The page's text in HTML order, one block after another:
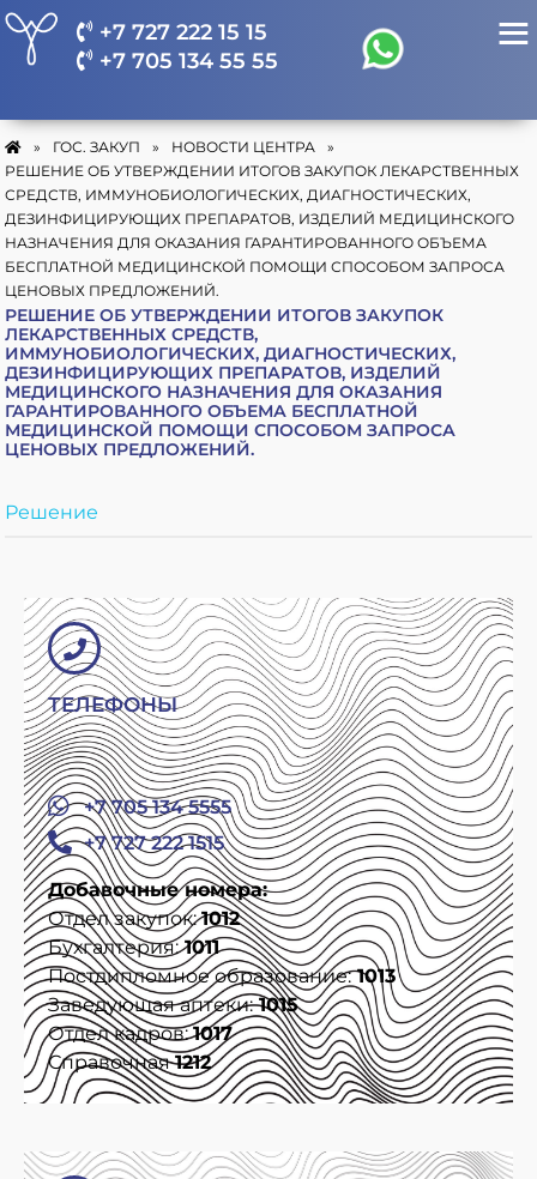
+7 727 222 15 15
+7 705 134 55 55
» ГОС. ЗАКУП » НОВОСТИ ЦЕНТРА
»
РЕШЕНИЕ ОБ УТВЕРЖДЕНИИ ИТОГОВ ЗАКУПОК ЛЕКАРСТВЕННЫХ
СРЕДСТВ, ИММУНОБИОЛОГИЧЕСКИХ, ДИАГНОСТИЧЕСКИХ,
ДЕЗИНФИЦИРУЮЩИХ ПРЕПАРАТОВ, ИЗДЕЛИЙ МЕДИЦИНСКОГО
НАЗНАЧЕНИЯ ДЛЯ ОКАЗАНИЯ ГАРАНТИРОВАННОГО ОБЪЕМА
БЕСПЛАТНОЙ МЕДИЦИНСКОЙ ПОМОЩИ СПОСОБОМ ЗАПРОСА
ЦЕНОВЫХ ПРЕДЛОЖЕНИЙ.
РЕШЕНИЕ ОБ УТВЕРЖДЕНИИ ИТОГОВ ЗАКУПОК
ЛЕКАРСТВЕННЫХ СРЕДСТВ,
ИММУНОБИОЛОГИЧЕСКИХ, ДИАГНОСТИЧЕСКИХ,
ДЕЗИНФИЦИРУЮЩИХ ПРЕПАРАТОВ, ИЗДЕЛИЙ
МЕДИЦИНСКОГО НАЗНАЧЕНИЯ ДЛЯ ОКАЗАНИЯ
ГАРАНТИРОВАННОГО ОБЪЕМА БЕСПЛАТНОЙ
МЕДИЦИНСКОЙ ПОМОЩИ СПОСОБОМ ЗАПРОСА
ЦЕНОВЫХ ПРЕДЛОЖЕНИЙ.
Решение
ТЕЛЕФОНЫ
+7 705 134 5555
+7 727 222 1515
Добавочные номера:
Отдел закупок:1012
Бухгалтерия:1011
Постдипломное образование:1013
Заведующая аптеки:1015
Отдел кадров:1017
Справочная1212